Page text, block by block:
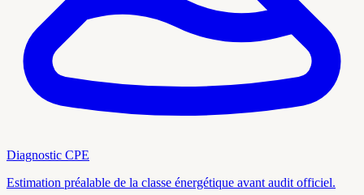
Diagnostic CPE
Estimation préalable de la classe énergétique avant audit officiel.